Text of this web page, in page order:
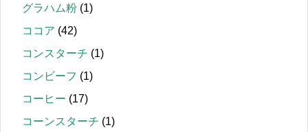
グラハム粉 (1)
ココア (42)
コンスターチ (1)
コンビーフ (1)
コーヒー (17)
コーンスターチ (1)